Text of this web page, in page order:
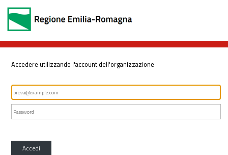
Accedere utilizzando l'account dell'organizzazione
Accedi